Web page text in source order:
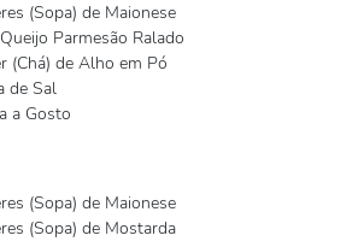
(Sopa) de Maionese
Parmesão Ralado
(Chá) de Alho em Pó
de Sal
a Gosto
(Sopa) de Maionese
(Sopa) de Mostarda